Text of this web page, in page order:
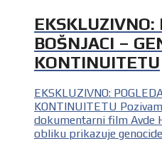
EKSKLUZIVNO:
BOŠNJACI –
KONTINUITETU
EKSKLUZIVNO:
KONTINUITETU
dokumentarni film Avde
obliku prikazuje